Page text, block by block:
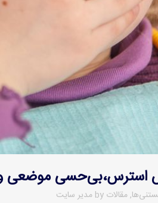
موضعی و
,مقالات by مدیر سایت